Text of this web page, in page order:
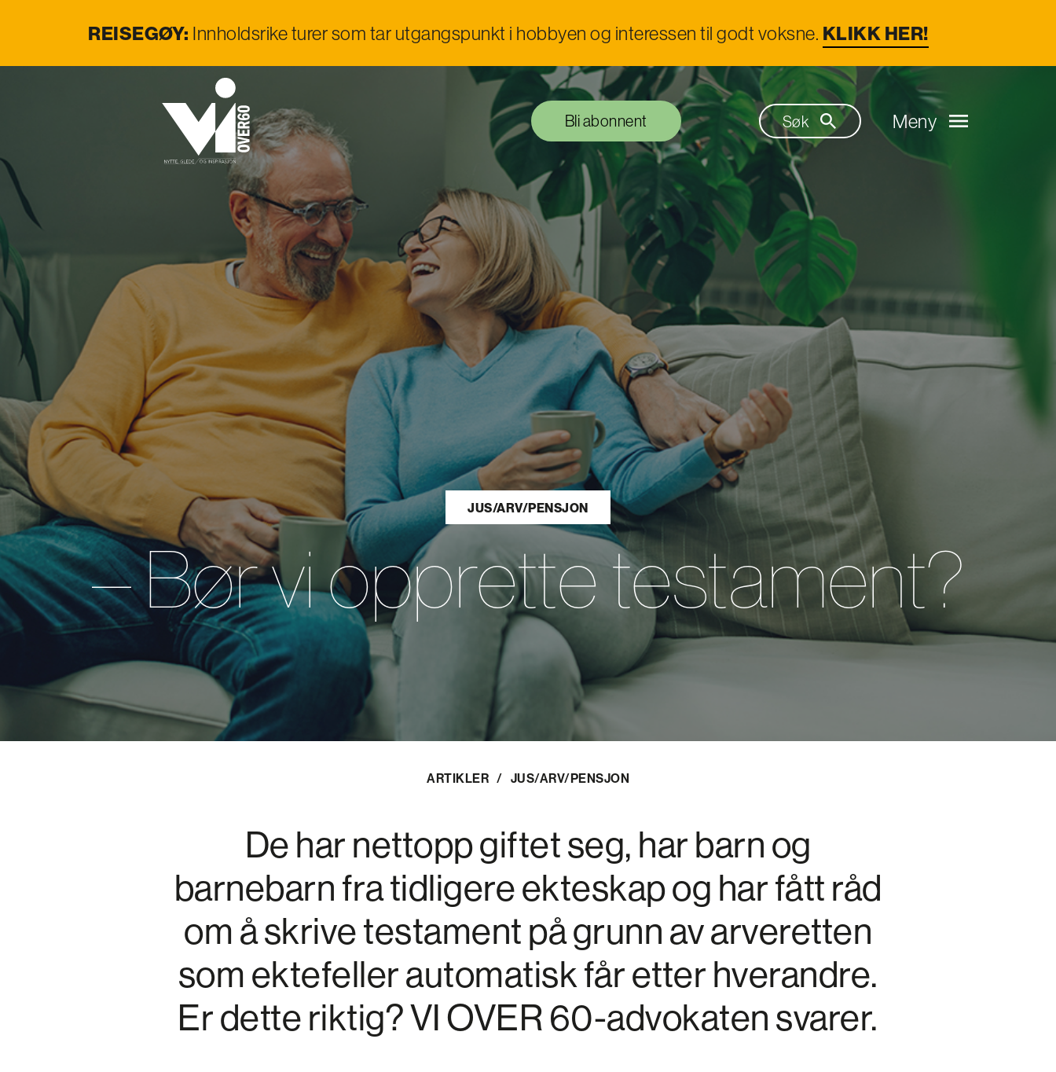
REISEGØY: Innholdsrike turer som tar utgangspunkt i hobbyen og interessen til godt voksne. KLIKK HER!
Bli abonnent Søk Meny
JUS/ARV/PENSJON
– Bør vi opprette testament?
ARTIKLER / JUS/ARV/PENSJON
De har nettopp giftet seg, har barn og
barnebarn fra tidligere ekteskap og har fått råd
om å skrive testament på grunn av arveretten
som ektefeller automatisk får etter hverandre.
Er dette riktig? VI OVER 60-advokaten svarer.